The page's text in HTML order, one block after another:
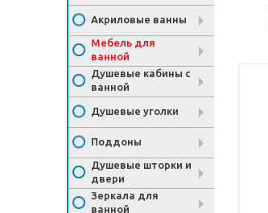
Акриловые ванны
Мебель для
ванной
Душевые кабины с
ванной
Душевые уголки
Поддоны
Душевые шторки и
двери
Зеркала для
ванной